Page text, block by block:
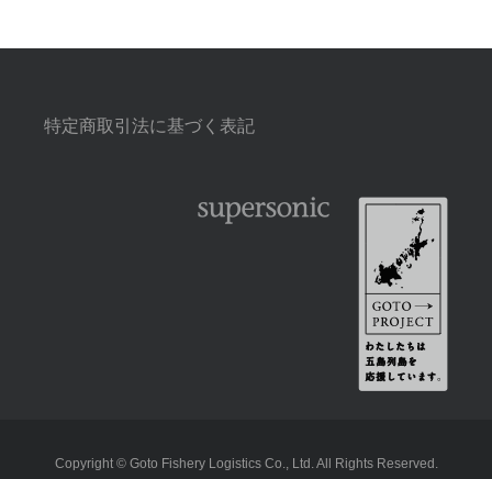
特定商取引法に基づく表記
Copyright © Goto Fishery Logistics Co., Ltd. All Rights Reserved.